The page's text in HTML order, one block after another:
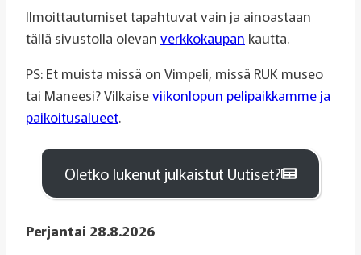
Ilmoittautumiset tapahtuvat vain ja ainoastaan
tällä sivustolla olevan verkkokaupan kautta.
PS: Et muista missä on Vimpeli, missä RUK museo
tai Maneesi? Vilkaiseviikonlopun pelipaikkamme ja
paikoitusalueet.
Oletko lukenut julkaistut Uutiset?
Perjantai 28.8.2026